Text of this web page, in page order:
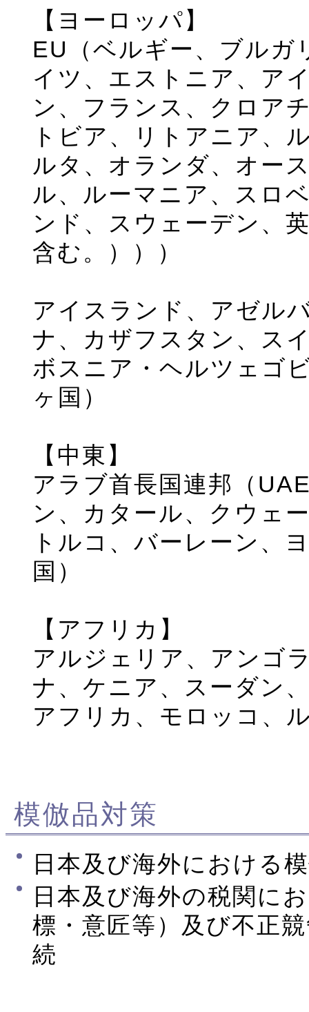
【ヨーロッパ】
EU（ベルギー、ブルガ
イツ、エストニア、ア
ン、フランス、クロア
トビア、リトアニア、
ルタ、オランダ、オー
ル、ルーマニア、スロ
ンド、スウェーデン、
含む。）））
アイスランド、アゼル
ナ、カザフスタン、ス
ボスニア・ヘルツェゴ
ヶ国）
【中東】
アラブ首長国連邦（
ン、カタール、クウェ
トルコ、バーレーン、
国）
【アフリカ】
アルジェリア、アンゴ
ナ、ケニア、スーダン
アフリカ、モロッコ、
模倣品対策
日本及び海外における
日本及び海外の税関に
標・意匠等）及び不正
続